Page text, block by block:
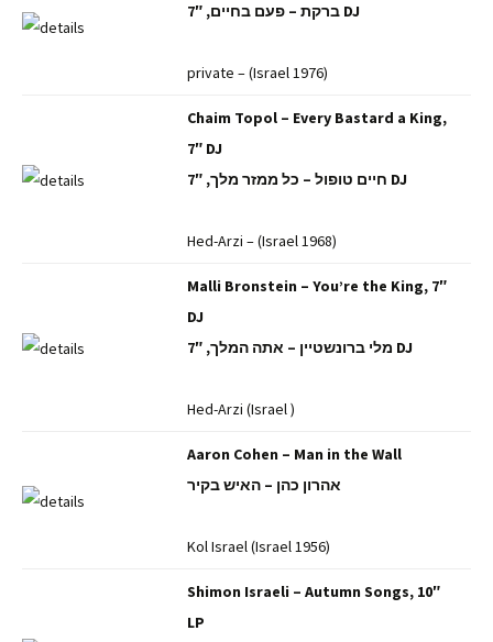
ברקת – פעם בחיים, 7″ DJ
private – (Israel 1976)
Chaim Topol – Every Bastard a King,
7″ DJ
חיים טופול – כל ממזר מלך, 7″ DJ
Hed-Arzi – (Israel 1968)
Malli Bronstein – You’re the King, 7″
DJ
מלי ברונשטיין – אתה המלך, 7″ DJ
Hed-Arzi (Israel )
Aaron Cohen – Man in the Wall
אהרון כהן – האיש בקיר
Kol Israel (Israel 1956)
Shimon Israeli – Autumn Songs, 10″
LP